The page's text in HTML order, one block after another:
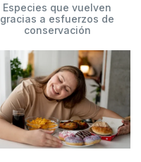
Especies que vuelven
gracias a esfuerzos de
conservación